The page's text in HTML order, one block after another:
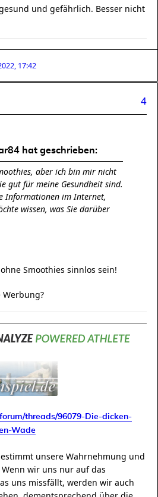
und gefährlich. Besser nicht
17:42
4
hat geschrieben:
aber ich bin mir nicht
gut für meine Gesundheit sind.
Informationen im Internet,
wissen, was Sie darüber
Smoothies sinnlos sein!
forum/threads/96079-Die-dicken-
Wade
unsere Wahrnehmung und
wir uns nur auf das
uns missfällt, werden wir auch